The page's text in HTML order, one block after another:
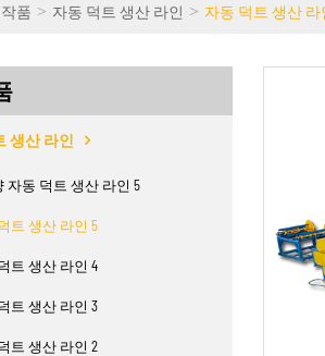
품 자동 덕트 생산 라인 자동 덕트 생산 라
생산 라인
자동 덕트 생산 라인 5
트 생산 라인 5
트 생산 라인 4
트 생산 라인 3
트 생산 라인 2